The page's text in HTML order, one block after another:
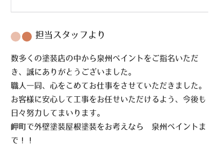
担当スタッフより
数多くの塗装店の中から泉州ペイントをご指名いただ
き、誠にありがとうございました。
職人一同、心をこめてお仕事をさせていただきました。
お客様に安心して工事をお任せいただけるよう、今後も
日々努力してまいります。
岬町で外壁塗装屋根塗装をお考えなら 泉州ペイントま
で！！